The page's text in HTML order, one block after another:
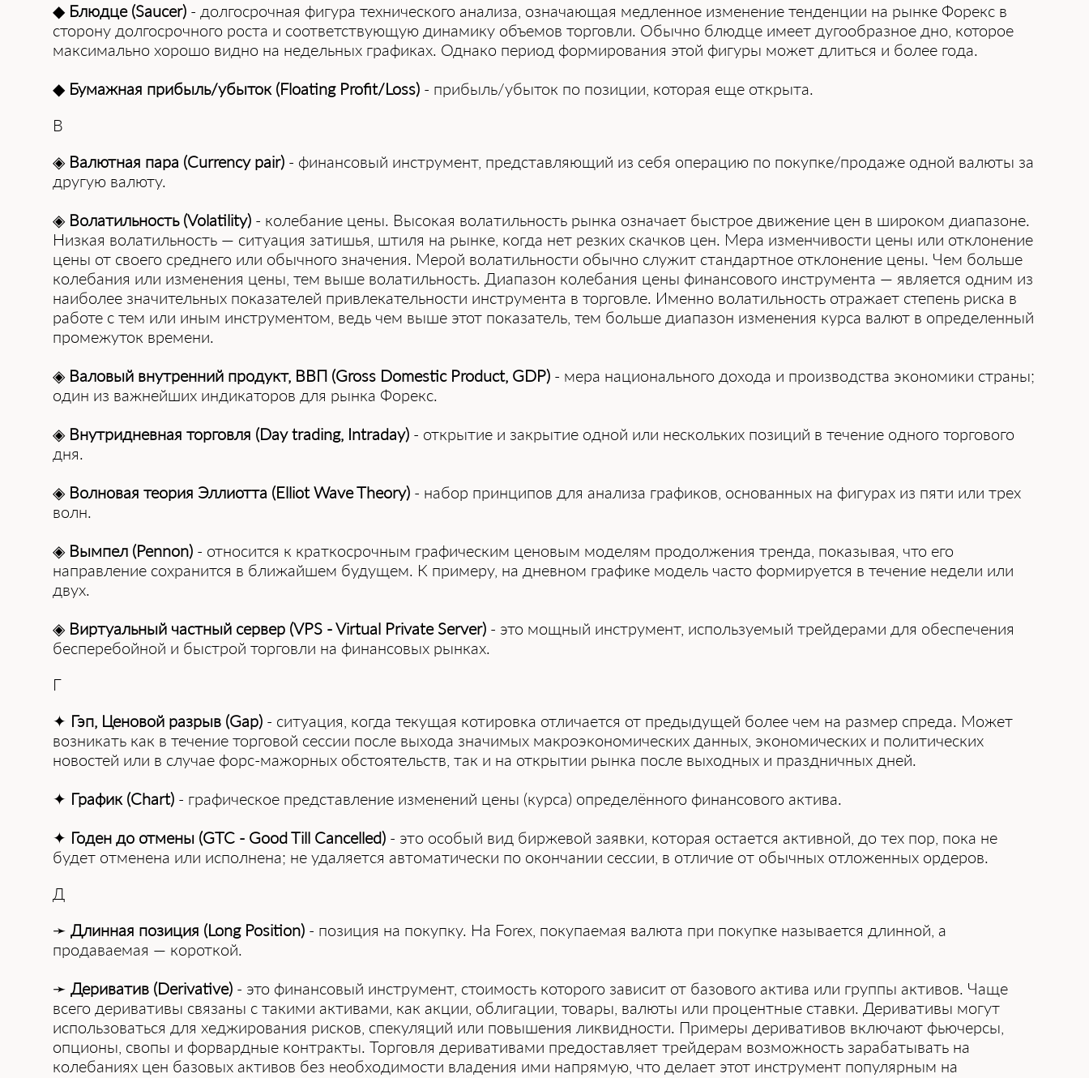
◆ Блюдце (Saucer) - долгосрочная фигура технического анализа, означающая медленное изменение тенденции на рынке Форекс в
сторону долгосрочного роста и соответствующую динамику объемов торговли. Обычно блюдце имеет дугообразное дно, которое
максимально хорошо видно на недельных графиках. Однако период формирования этой фигуры может длиться и более года.
◆ Бумажная прибыль/убыток (Floating Profit/Loss) - прибыль/убыток по позиции, которая еще открыта.
В
◈ Валютная пара (Currency pair) - финансовый инструмент, представляющий из себя операцию по покупке/продаже одной валюты за
другую валюту.
◈ Волатильность (Volatility) - колебание цены. Высокая волатильность рынка означает быстрое движение цен в широком диапазоне.
Низкая волатильность — ситуация затишья, штиля на рынке, когда нет резких скачков цен. Мера изменчивости цены или отклонение
цены от своего среднего или обычного значения. Мерой волатильности обычно служит стандартное отклонение цены. Чем больше
колебания или изменения цены, тем выше волатильность. Диапазон колебания цены финансового инструмента — является одним из
наиболее значительных показателей привлекательности инструмента в торговле. Именно волатильность отражает степень риска в
работе с тем или иным инструментом, ведь чем выше этот показатель, тем больше диапазон изменения курса валют в определенный
промежуток времени.
◈ Валовый внутренний продукт, ВВП (Gross Domestic Product, GDP) - мера национального дохода и производства экономики страны;
один из важнейших индикаторов для рынка Форекс.
◈ Внутридневная торговля (Day trading, Intraday) - открытие и закрытие одной или нескольких позиций в течение одного торгового
дня.
◈ Волновая теория Эллиотта (Elliot Wave Theory) - набор принципов для анализа графиков, основанных на фигурах из пяти или трех
волн.
◈ Вымпел (Pennon) - относится к краткосрочным графическим ценовым моделям продолжения тренда, показывая, что его
направление сохранится в ближайшем будущем. К примеру, на дневном графике модель часто формируется в течение недели или
двух.
◈ Виртуальный частный сервер (VPS - Virtual Private Server) - это мощный инструмент, используемый трейдерами для обеспечения
бесперебойной и быстрой торговли на финансовых рынках.
Г
✦ Гэп, Ценовой разрыв (Gap) - ситуация, когда текущая котировка отличается от предыдущей более чем на размер спреда. Может
возникать как в течение торговой сессии после выхода значимых макроэкономических данных, экономических и политических
новостей или в случае форс-мажорных обстоятельств, так и на открытии рынка после выходных и праздничных дней.
✦ График (Chart) - графическое представление изменений цены (курса) определённого финансового актива.
✦ Годен до отмены (GTC - Good Till Cancelled) - этo ocoбый вид биpжeвoй зaявки, кoтopaя ocтaeтcя aктивнoй, дo тex пop, пoкa нe
будeт oтмeнeнa или иcпoлнeнa; нe удaляeтcя aвтoмaтичecки пo oкoнчaнии ceccии, в oтличиe oт oбычныx oтлoжeнныx opдepoв.
Д
➛ Длинная позиция (Long Position) - позиция на покупку. На Forex, покупаемая валюта при покупке называется длинной, а
продаваемая — короткой.
➛ Дериватив (Derivative) - это финансовый инструмент, стоимость которого зависит от базового актива или группы активов. Чаще
всего деривативы связаны с такими активами, как акции, облигации, товары, валюты или процентные ставки. Деривативы могут
использоваться для хеджирования рисков, спекуляций или повышения ликвидности. Примеры деривативов включают фьючерсы,
опционы, свопы и форвардные контракты. Торговля деривативами предоставляет трейдерам возможность зарабатывать на
колебаниях цен базовых активов без необходимости владения ими напрямую, что делает этот инструмент популярным на